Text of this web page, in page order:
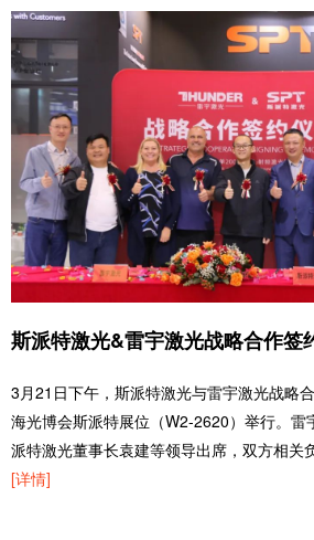
斯派特激光&雷宇激光战略合作签
3月21日下午，斯派特激光与雷宇激光战略
海光博会斯派特展位（W2-2620）举行。雷
派特激光董事长袁建等领导出席，双方相关
[详情]